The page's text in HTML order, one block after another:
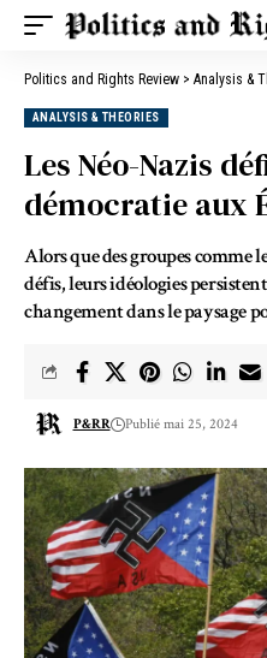
Politics and Rights Review > Analysis &
ANALYSIS & THEORIES
Les Néo-Nazis
démocratie aux
Alors que des groupes comme
défis, leurs idéologies
changement dans le paysage
P&RR Publié mai 25, 2024